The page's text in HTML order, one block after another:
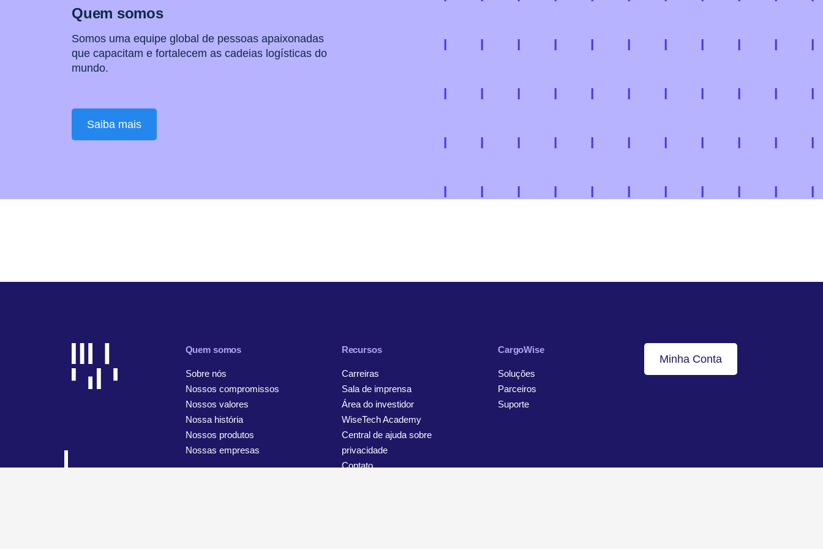
Quem somos
Somos uma equipe global de pessoas apaixonadas
que capacitam e fortalecem as cadeias logísticas do
mundo.
Saiba mais
Quem somos
Sobre nós
Nossos compromissos
Nossos valores
Nossa história
Nossos produtos
Nossas empresas
Recursos
Carreiras
Sala de imprensa
Área do investidor
WiseTech Academy
Central de ajuda sobre
privacidade
Contato
CargoWise
Soluções
Parceiros
Suporte
Minha Conta